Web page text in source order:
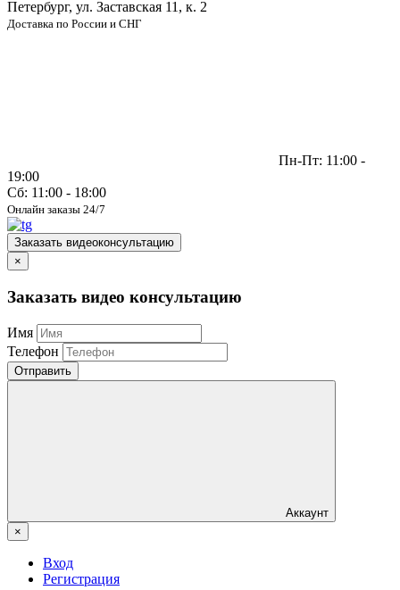
Петербург, ул. Заставская 11, к. 2
Доставка по России и СНГ
Пн-Пт: 11:00 -
19:00
Сб: 11:00 - 18:00
Онлайн заказы 24/7
Заказать видеоконсультацию
×
Заказать видео консультацию
Имя
Телефон
Отправить
Аккаунт
×
Вход
Регистрация